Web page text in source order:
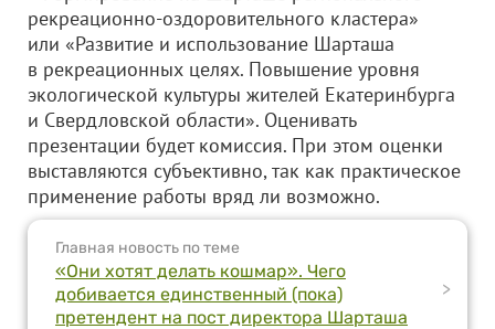
рекреационно-оздоровительного кластера»
или «Развитие и использование Шарташа
в рекреационных целях. Повышение уровня
экологической культуры жителей Екатеринбурга
и Свердловской области». Оценивать
презентации будет комиссия. При этом оценки
выставляются субъективно, так как практическое
применение работы вряд ли возможно.
Главная новость по теме
«Они хотят делать кошмар». Чего
добивается единственный (пока)
претендент на пост директора Шарташа
>